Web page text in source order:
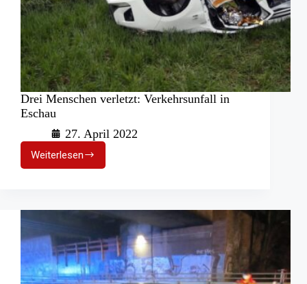
Drei Menschen verletzt: Verkehrsunfall in
Eschau
27. April 2022
Weiterlesen
Drei
Menschen
in